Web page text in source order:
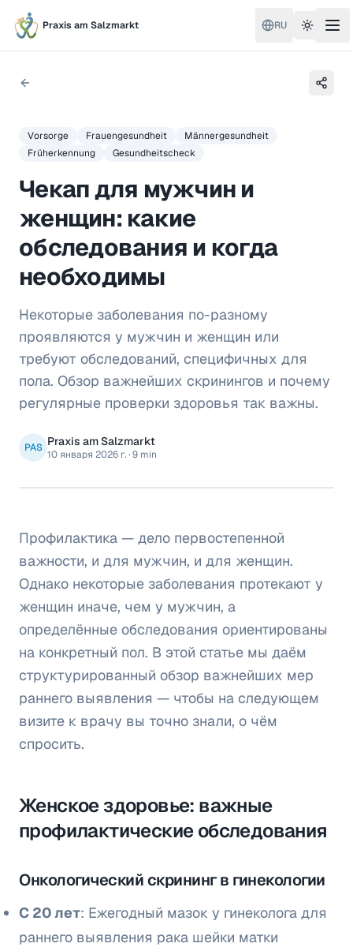
Praxis am Salzmarkt RU Toggle
Vorsorge Frauengesundheit
Männergesundheit
Früherkennung
Gesundheitscheck
Чекап для мужчин и
женщин: какие
обследования и когда
необходимы
Некоторые заболевания по-разному
проявляются у мужчин и женщин или
требуют обследований, специфичных для
пола. Обзор важнейших скринингов и почему
регулярные проверки здоровья так важны.
PAS Praxis am Salzmarkt
10 января 2026 г.·9 min
Профилактика — дело первостепенной
важности, и для мужчин, и для женщин.
Однако некоторые заболевания протекают у
женщин иначе, чем у мужчин, а
определённые обследования ориентированы
на конкретный пол. В этой статье мы даём
структурированный обзор важнейших мер
раннего выявления — чтобы на следующем
визите к врачу вы точно знали, о чём
спросить.
Женское здоровье: важные
профилактические обследования
Онкологический скрининг в гинекологии
С 20 лет: Ежегодный мазок у гинеколога для
раннего выявления рака шейки матки